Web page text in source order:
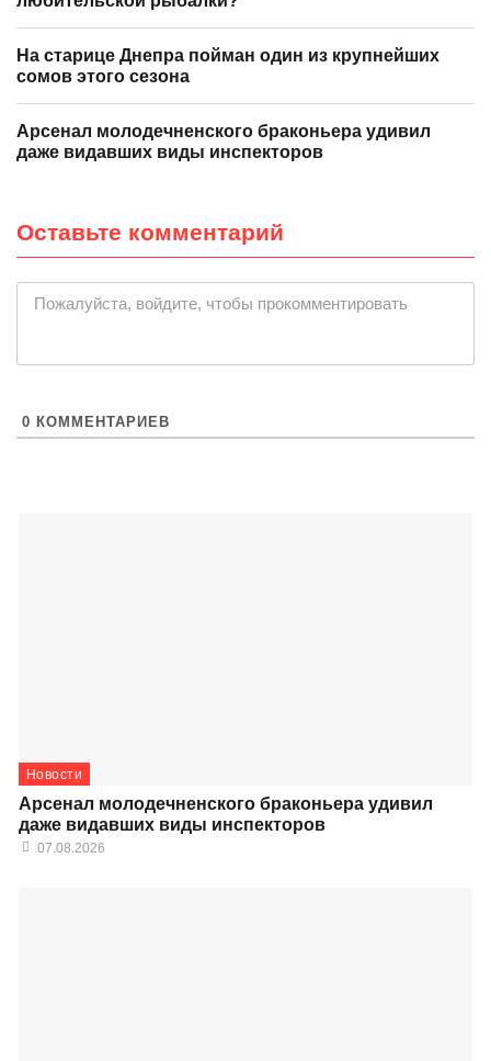
На старице Днепра пойман один из крупнейших
сомов этого сезона
Арсенал молодечненского браконьера удивил
даже видавших виды инспекторов
Оставьте комментарий
Пожалуйста, войдите, чтобы прокомментировать
0 КОММЕНТАРИЕВ
Новости
Арсенал молодечненского браконьера удивил
даже видавших виды инспекторов
07.08.2026